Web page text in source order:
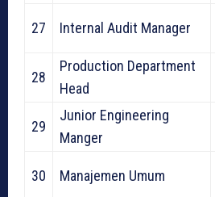
27 Internal Audit Manager
28
Production Department
Head
29
Junior Engineering
Manger
30 Manajemen Umum